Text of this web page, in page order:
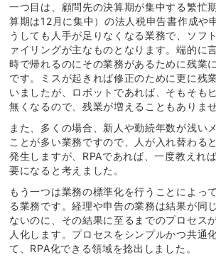
一つ目は、顧問先の決算期が集中する繁忙
算期は12月に集中）の法人税申告書作成や
うしても人手が足りなくなる業務で、ソフ
ァイリングが主なものとなります。端的に
時で帰れるのにその業務があるために残業
です。ミスが起きれば修正のために更に残
いましたが、ロボットであれば、そもそも
無くなるので、残業が増えることもありませ
また、多くの場合、新人や勤続年数が浅い
ことが多い業務ですので、人が入れ替わる
発生しますが、RPAであれば、一度教えれ
要になると考えました。
もう一つは業務の標準化を行うことによっ
る業務です。経理や申告の業務は結果が同
ないのに、その結果に至るまでのプロセス
人化します。プロセスをシンプルかつ共通
て、RPA化できる領域を捻出しました。